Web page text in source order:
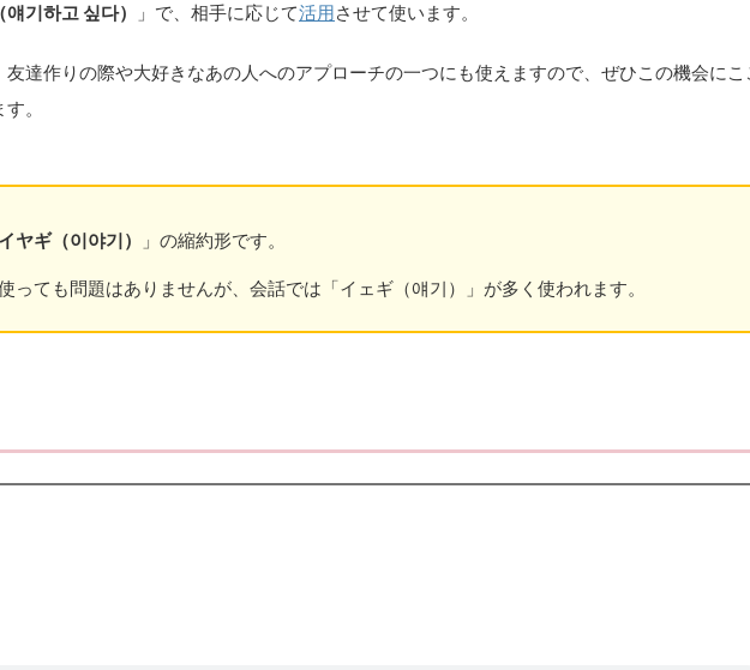
얘기하고 싶다） 」で、相手に応じて活用させて使います。
達作りの際や大好きなあの人へのアプローチの一つにも使えますので、ぜひこの機会にこ
。
イヤギ（이야기） 」の縮約形です。
っても問題はありませんが、会話では「イェギ（얘기）」が多く使われます。